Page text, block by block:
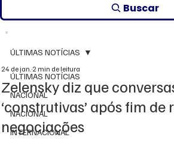
Buscar
ÚLTIMAS NOTÍCIAS
NACIONAL
NACIONAL
INTERNACIONAL
ÚLTIMAS NOTÍCIAS
Zelensky diz que
‘construtivas’ após fim de
negociações
24 de jan.2 min de leitura